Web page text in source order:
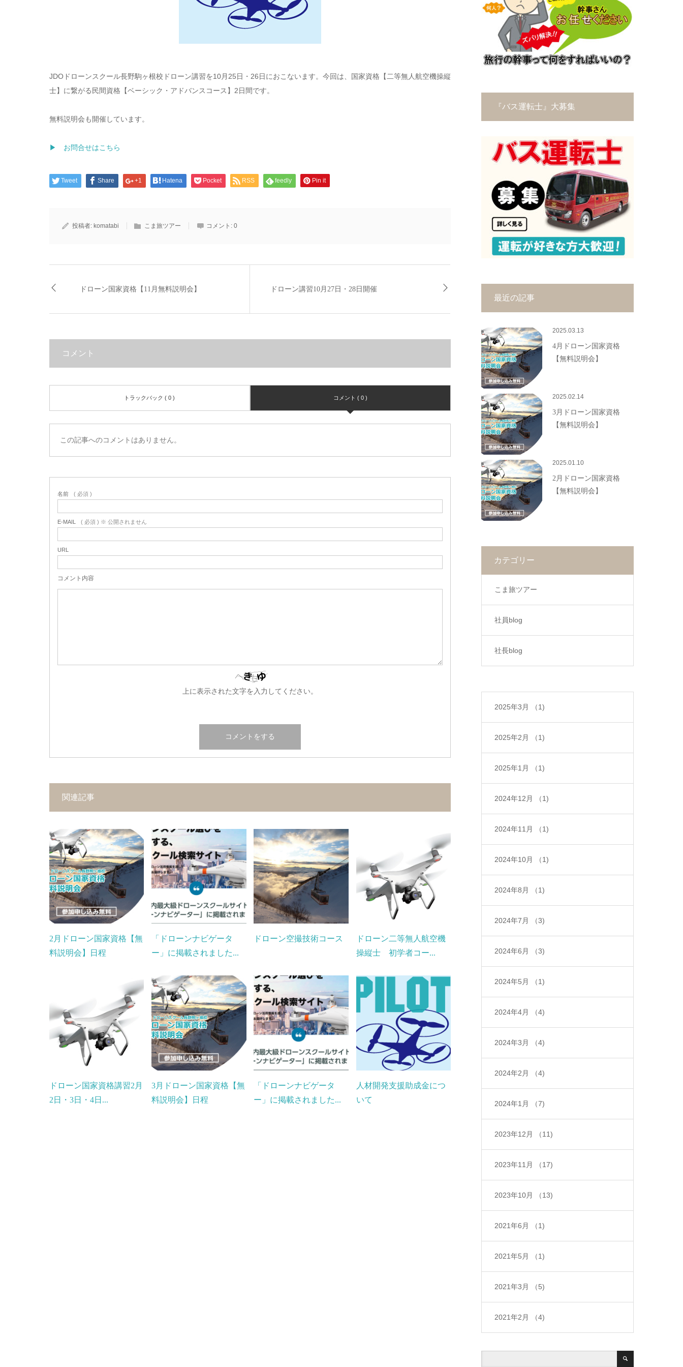
JDOドローンスクール長野駒ヶ根校ドローン講習を10月25日・26日におこないます。今回は、国家資格【二等無人航空機操縦
士】に繋がる民間資格【ベーシック・アドバンスコース】2日間です。
無料説明会も開催しています。
▶ お問合せはこちら
Tweet Share +1 Hatena Pocket RSS feedly Pin it
投稿者: komatabi こま旅ツアー コメント: 0
ドローン国家資格【11月無料説明会】 ドローン講習10月27日・28日開催
コメント
トラックバック ( 0 ) コメント ( 0 )
この記事へのコメントはありません。
名前 ( 必須 )
E-MAIL ( 必須 ) ※ 公開されません
URL
コメント内容
上に表示された文字を入力してください。
関連記事
2月ドローン国家資格【無
料説明会】日程
「ドローンナビゲータ
ー」に掲載されました...
ドローン空撮技術コース
ドローン二等無人航空機
操縦士 初学者コー...
ドローン国家資格講習2月
2日・3日・4日...
3月ドローン国家資格【無
料説明会】日程
「ドローンナビゲータ
ー」に掲載されました...
人材開発支援助成金につ
いて
『バス運転士』大募集
最近の記事
2025.03.13
4月ドローン国家資格
【無料説明会】
2025.02.14
3月ドローン国家資格
【無料説明会】
2025.01.10
2月ドローン国家資格
【無料説明会】
カテゴリー
こま旅ツアー
社員blog
社長blog
2025年3月 （1)
2025年2月 （1)
2025年1月 （1)
2024年12月 （1)
2024年11月 （1)
2024年10月 （1)
2024年8月 （1)
2024年7月 （3)
2024年6月 （3)
2024年5月 （1)
2024年4月 （4)
2024年3月 （4)
2024年2月 （4)
2024年1月 （7)
2023年12月 （11)
2023年11月 （17)
2023年10月 （13)
2021年6月 （1)
2021年5月 （1)
2021年3月 （5)
2021年2月 （4)